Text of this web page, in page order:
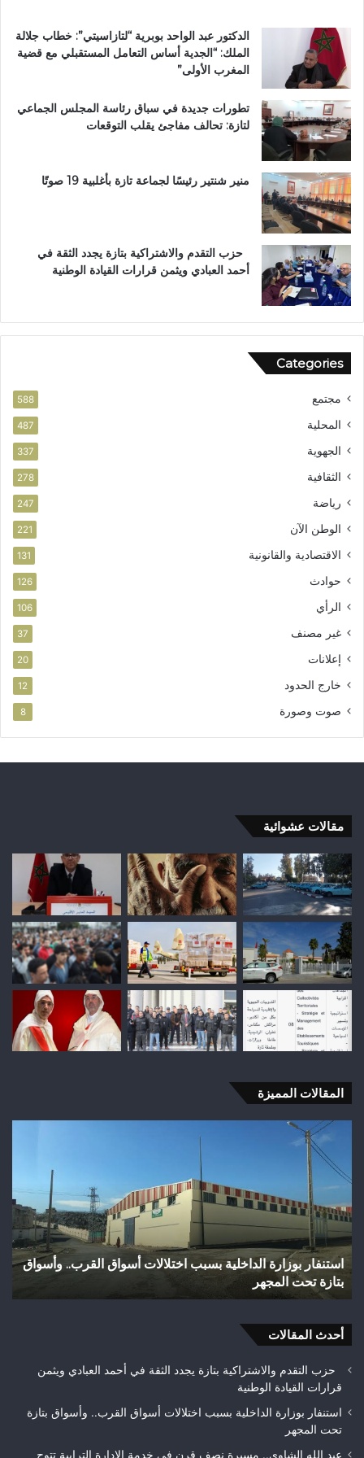
ت
و
ج
ب
و
س
ا
م
ا
ل
ا
س
ت
ح
ق
ا
و
ن
الدكتور عبد الواحد بوبرية “لتازاسيتي”: خطاب جلالة
الملك: “الجدية أساس التعامل المستقبلي مع قضية
المغرب الأولى”
تطورات جديدة في سباق رئاسة المجلس الجماعي
لتازة: تحالف مفاجئ يقلب التوقعات
منير شنتير رئيسًا لجماعة تازة بأغلبية 19 صوتًا
حزب التقدم والاشتراكية بتازة يجدد الثقة في
أحمد العبادي ويثمن قرارات القيادة الوطنية
Categories
مجتمع 588
المحلية 487
الجهوية 337
الثقافية 278
رياضة 247
الوطن الآن 221
الاقتصادية والقانونية 131
حوادث 126
الرأي 106
غير مصنف 37
إعلانات 20
خارج الحدود 12
صوت وصورة 8
مقالات عشوائية
المقالات المميزة
وأسواق
وفاة
بالسلاح
الأبيض
بوادي
بوزملان
ضواحي
تازة..
ومطالب
الأمن
وفاة شخص إثر طعنة بالسلاح الأبيض بوادي بوزملان
تازة.. ومطالب بتعزيز الأمن
أحدث المقالات
حزب التقدم والاشتراكية بتازة يجدد الثقة في أحمد العبادي ويثمن
قرارات القيادة الوطنية
استنفار بوزارة الداخلية بسبب اختلالات أسواق القرب.. وأسواق بتازة
تحت المجهر
عبد الله الشاوي.. مسيرة نصف قرن في خدمة الإدارة الترابية تتوج